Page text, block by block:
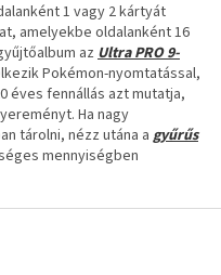
1 vagy 2 kártyát
amelyekbe oldalanként 16
az Ultra PRO 9-
Pokémon-nyomtatással,
éves fennállás azt mutatja,
Ha nagy
tárolni, nézz utána a gyűrűs
mennyiségben